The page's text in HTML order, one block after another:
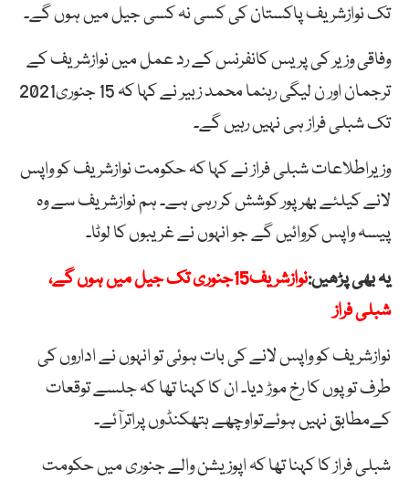
تک نوازشریف پاکستان کی کسی نہ کسی جیل میں ہوں گے۔
وفاقی وزیر کی پریس کانفرنس کے رد عمل میں نوازشریف کے
ترجمان اور ن لیگی رہنما محمد زبیر نے کہا کہ 15 جنوری2021
تک شبلی فراز ہی نہیں رہیں گے۔
وزیراطلاعات شبلی فراز نے کہا کہ حکومت نوازشریف کو واپس
لانے کیلئے بھرپور کوشش کر رہی ہے۔ ہم نوازشریف سے وہ
پیسہ واپس کروائیں گے جو انہوں نے غریبوں کا لوٹا۔
یہ بھی پڑھیں:
نوازشریف15جنوری تک جیل میں ہوں گے،
شبلی فراز
نوازشریف کو واپس لانے کی بات ہوئی تو انہوں نے اداروں کی
طرف توپوں کا رخ موڑ دیا۔ ان کا کہنا تھا کہ جلسے توقعات
کےمطابق نہیں ہوئےتواوچھے ہتھکنڈوں پراترآئے۔
شبلی فراز کا کہنا تھا کہ اپوزیشن والے جنوری میں حکومت